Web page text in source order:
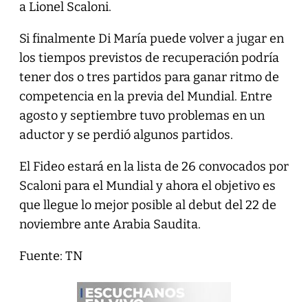
a Lionel Scaloni.
Si finalmente Di María puede volver a jugar en
los tiempos previstos de recuperación podría
tener dos o tres partidos para ganar ritmo de
competencia en la previa del Mundial. Entre
agosto y septiembre tuvo problemas en un
aductor y se perdió algunos partidos.
El Fideo estará en la lista de 26 convocados por
Scaloni para el Mundial y ahora el objetivo es
que llegue lo mejor posible al debut del 22 de
noviembre ante Arabia Saudita.
Fuente: TN